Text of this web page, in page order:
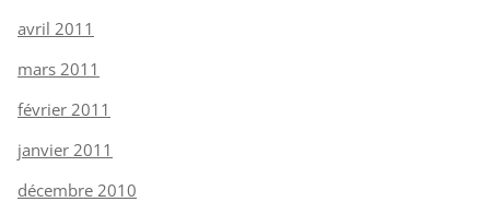
avril 2011
mars 2011
février 2011
janvier 2011
décembre 2010